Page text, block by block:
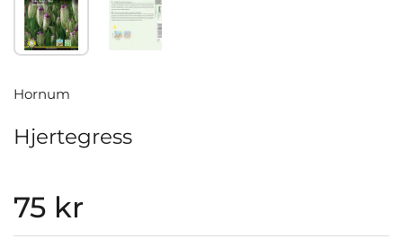
Hornum
Hjertegress
Pris:
75 kr